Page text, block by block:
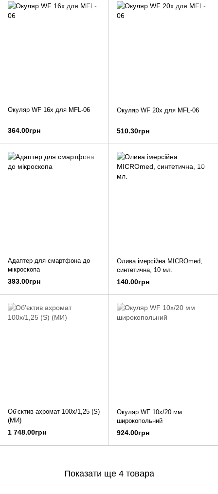
Окуляр WF 16х для MFL-06
364.00грн
Окуляр WF 20х для MFL-06
510.30грн
Адаптер для смартфона до
мікроскопа
393.00грн
Олива імерсійна MICROmed,
синтетична, 10 мл.
140.00грн
Об’єктив ахромат 100х/1,25 (S)
(МИ)
1 748.00грн
Окуляр WF 10x/20 мм
широкопольний
924.00грн
Показати ще 4 товара